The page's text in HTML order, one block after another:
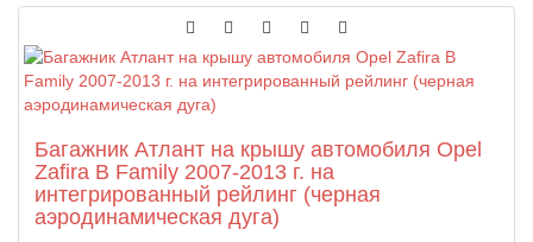
Багажник Атлант на крышу автомобиля Opel
Zafira B Family 2007-2013 г. на
интегрированный рейлинг (черная
аэродинамическая дуга)